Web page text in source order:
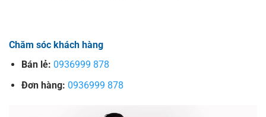
Chăm sóc khách hàng
Bán lẻ: 0936999 878
Đơn hàng: 0936999 878